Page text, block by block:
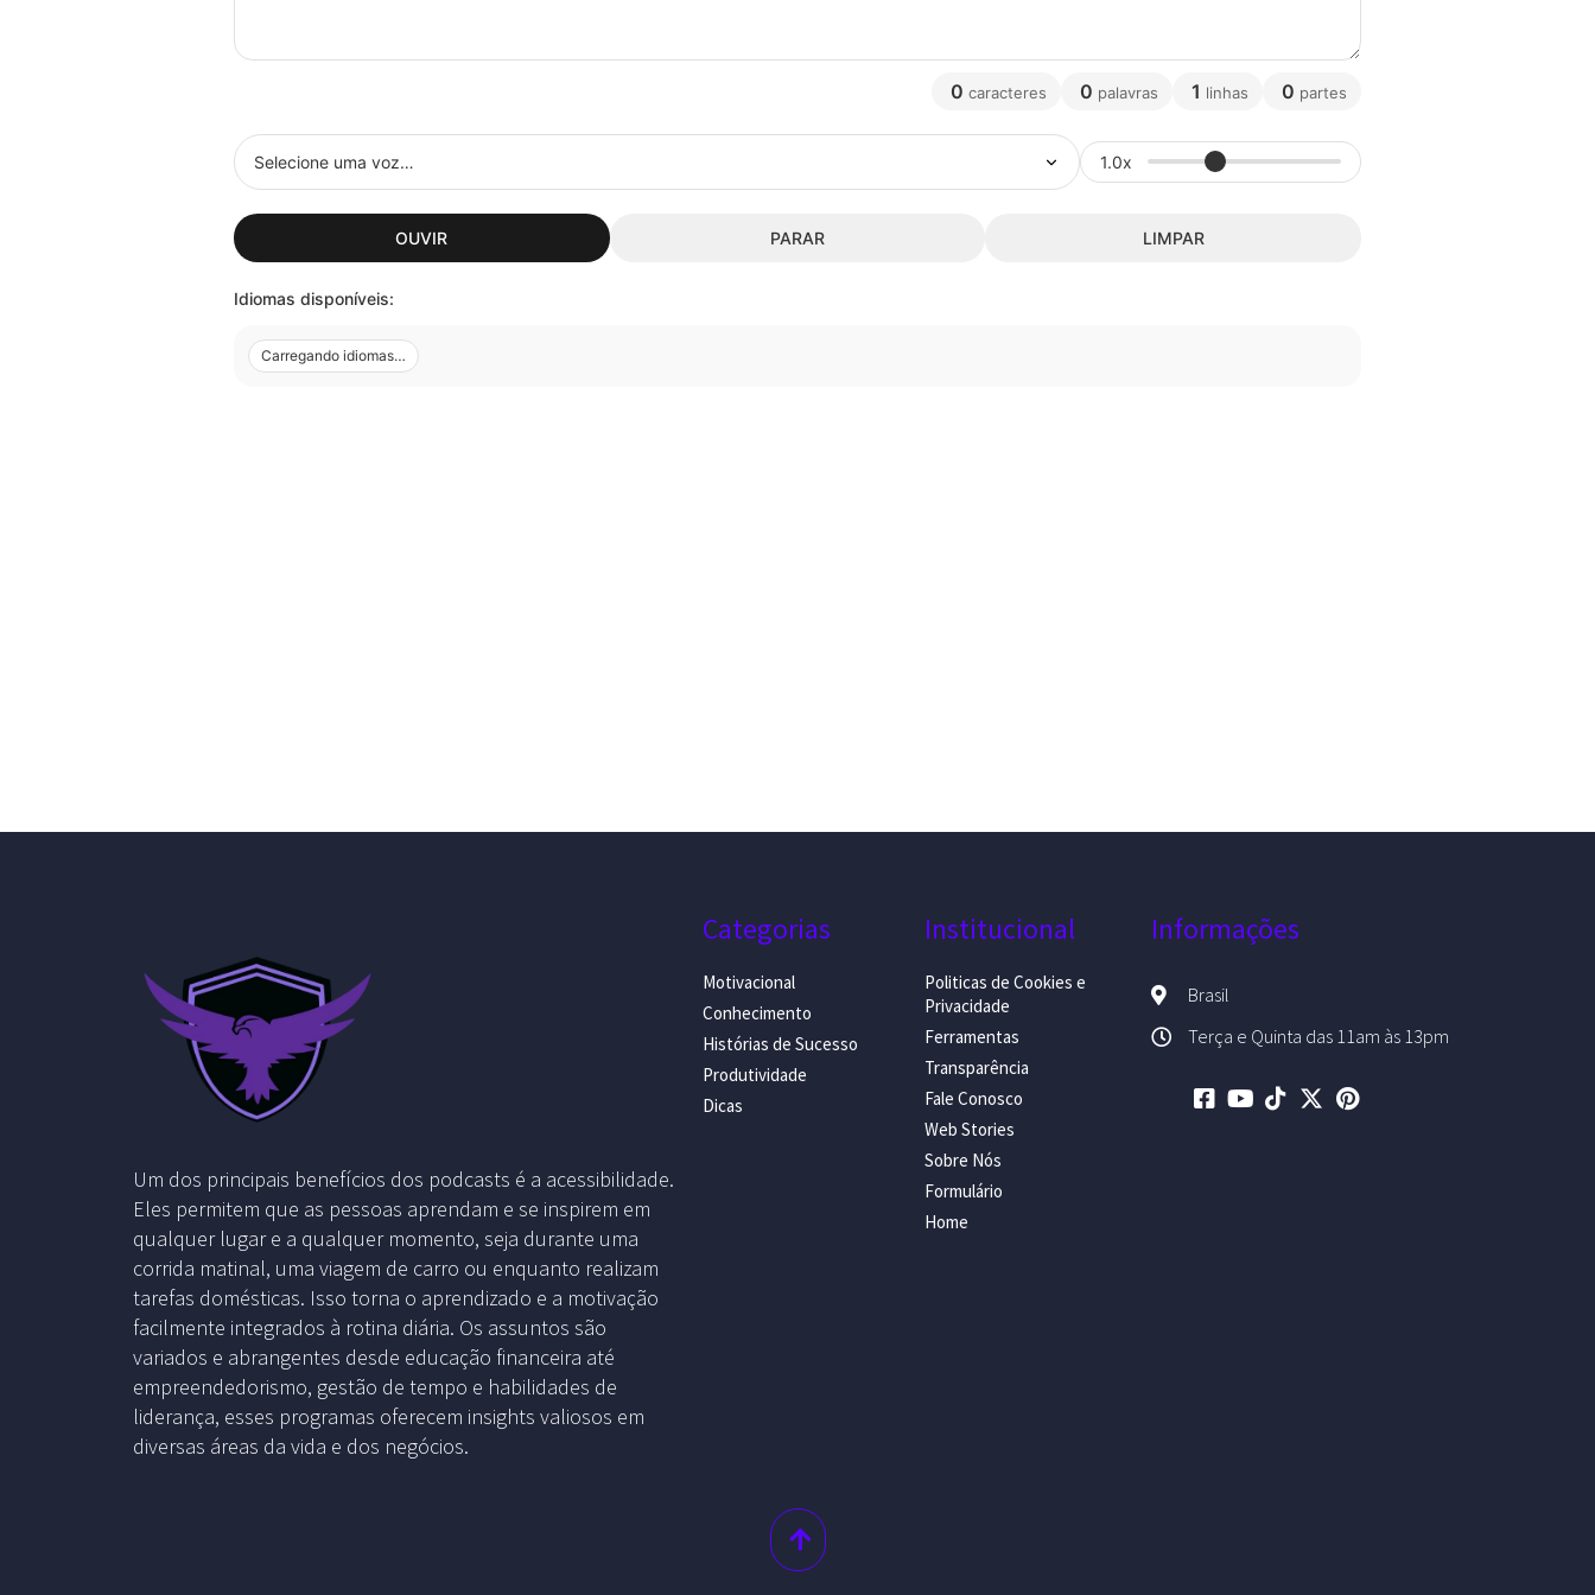
0 caracteres 0 palavras 1 linhas 0 partes
1.0x
OUVIR PARAR LIMPAR
Idiomas disponíveis:
Carregando idiomas…
Um dos principais benefícios dos podcasts é a acessibilidade.
Eles permitem que as pessoas aprendam e se inspirem em
qualquer lugar e a qualquer momento, seja durante uma
corrida matinal, uma viagem de carro ou enquanto realizam
tarefas domésticas. Isso torna o aprendizado e a motivação
facilmente integrados à rotina diária. Os assuntos são
variados e abrangentes desde educação financeira até
empreendedorismo, gestão de tempo e habilidades de
liderança, esses programas oferecem insights valiosos em
diversas áreas da vida e dos negócios.
Categorias
Motivacional
Conhecimento
Histórias de Sucesso
Produtividade
Dicas
Institucional
Politicas de Cookies e
Privacidade
Ferramentas
Transparência
Fale Conosco
Web Stories
Sobre Nós
Formulário
Home
Informações
Brasil
Terça e Quinta das 11am às 13pm